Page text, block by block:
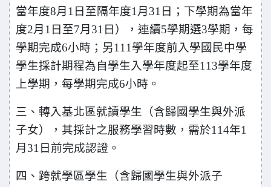
當年度8月1日至隔年度1月31日；下學期為當年
度2月1日至7月31日），連續5學期選3學期，每
學期完成6小時；另111學年度前入學國民中學
學生採計期程為自學生入學年度起至113學年度
上學期，每學期完成6小時。
三、轉入基北區就讀學生（含歸國學生與外派
子女），其採計之服務學習時數，需於114年1
月31日前完成認證。
四、跨就學區學生（含歸國學生與外派子